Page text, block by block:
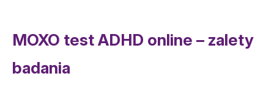
MOXO test ADHD online – zalety
badania